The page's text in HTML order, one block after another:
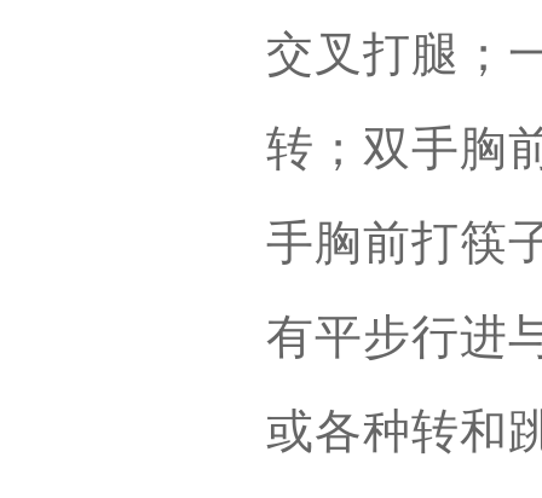
交叉打腿；
转；双手胸
手胸前打筷
有平步行进
或各种转和